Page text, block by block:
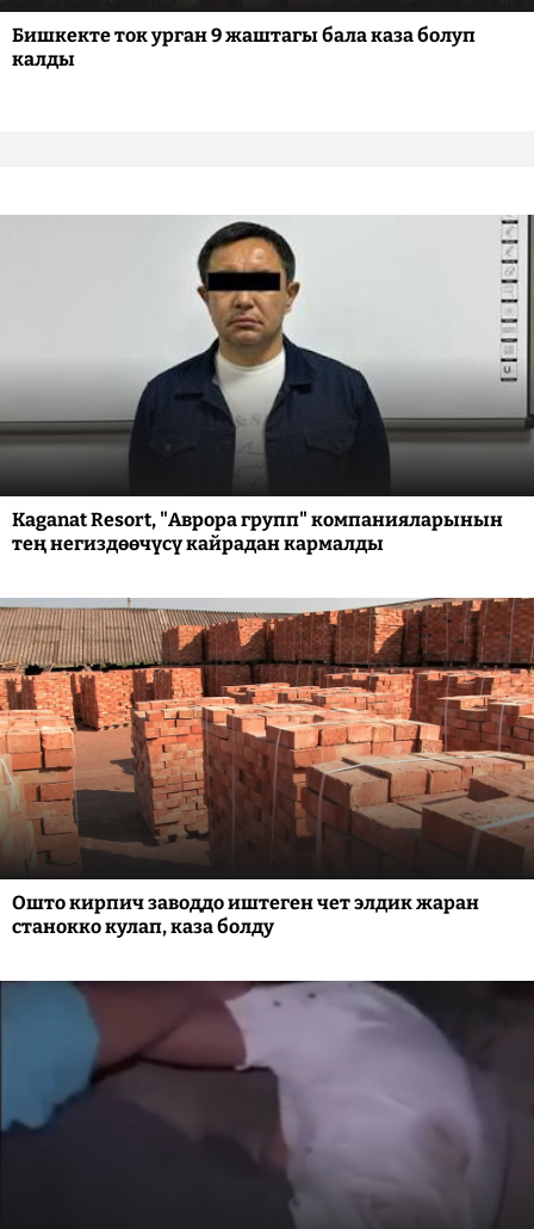
Бишкекте ток урган 9 жаштагы бала каза болуп
калды
Kaganat Resort, "Аврора групп" компанияларынын
тең негиздөөчүсү кайрадан кармалды
Ошто кирпич заводдо иштеген чет элдик жаран
станокко кулап, каза болду